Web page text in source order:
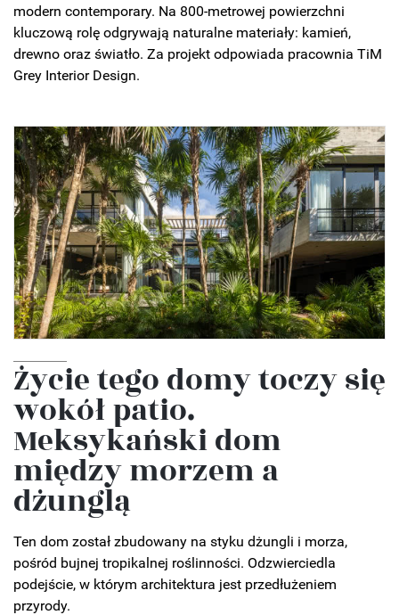
modern contemporary. Na 800-metrowej powierzchni
kluczową rolę odgrywają naturalne materiały: kamień,
drewno oraz światło. Za projekt odpowiada pracownia TiM
Grey Interior Design.
Życie tego domy toczy się
wokół patio.
Meksykański dom
między morzem a
dżunglą
Ten dom został zbudowany na styku dżungli i morza,
pośród bujnej tropikalnej roślinności. Odzwierciedla
podejście, w którym architektura jest przedłużeniem
przyrody.